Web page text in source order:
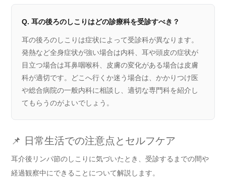
Q. 耳の後ろのしこりはどの診療科を受診すべき？
耳の後ろのしこりは症状によって受診科が異なります。
発熱など全身症状が強い場合は内科、耳や頭皮の症状が
目立つ場合は耳鼻咽喉科、皮膚の変化がある場合は皮膚
科が適切です。どこへ行くか迷う場合は、かかりつけ医
や総合病院の一般内科に相談し、適切な専門科を紹介し
てもらうのがよいでしょう。
📌 日常生活での注意点とセルフケア
耳介後リンパ節のしこりに気づいたとき、受診するまでの間や
経過観察中にできることについて解説します。